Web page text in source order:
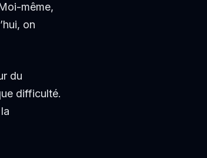
même,
on
du
difficulté.